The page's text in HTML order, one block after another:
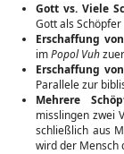
Gott vs. Viele
Gott als
Erschaffung
imPopol Vuh
Erschaffung
Parallele zur
Mehrere
misslingen zwei
schließlich aus
wird der Mensch